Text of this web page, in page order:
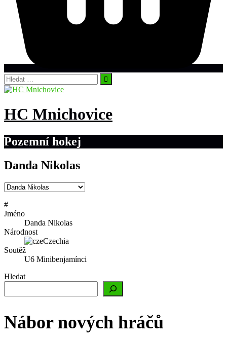
Vyhledávání
HC Mnichovice
Pozemní hokej
Danda Nikolas
#
Jméno
Danda Nikolas
Národnost
Czechia
Soutěž
U6 Minibenjamínci
Hledat
Nábor nových hráčů